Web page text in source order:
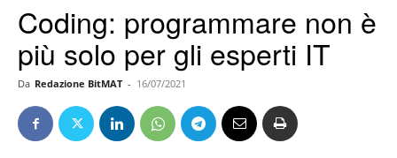
Coding: programmare non è
più solo per gli esperti IT
Da Redazione BitMAT - 16/07/2021